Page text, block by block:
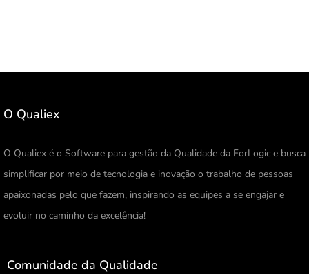
O Qualiex
O Qualiex é o Software para gestão da Qualidade da ForLogic e busca
simplificar por meio de tecnologia e inovação o trabalho de pessoas
apaixonadas pelo que fazem, inspirando as equipes a se engajar e
evoluir no caminho da excelência!
Comunidade da Qualidade